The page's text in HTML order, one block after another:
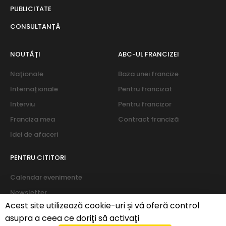
PUBLICITATE
CONSULTANȚĂ
NOUTĂȚI
Naționale
Internaționale
Interviu
Franciza mea
Idei de afaceri
ABC-UL FRANCIZEI
Baza unei francize
Pentru francizat
Pentru francizor
Contract franciză
PENTRU CITITORI
Calendar evenimente
Newsletter
Despre noi
Acest site utilizează cookie-uri și vă oferă control
asupra a ceea ce doriți să activați